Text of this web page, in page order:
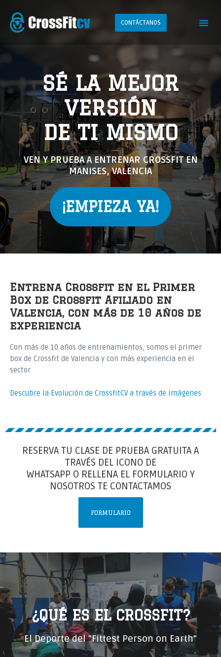
CONTÁCTANOS
SÉ LA MEJOR
VERSIÓN
DE TI MISMO
VEN Y PRUEBA A ENTRENAR CROSSFIT EN
MANISES, VALENCIA
¡EMPIEZA YA!
Entrena Crossfit en el Primer
Box de Crossfit Afiliado en
Valencia, con más de 10 años de
experiencia
Con más de 10 años de entrenamientos, somos el primer
box de Crossfit de Valencia y con más experiencia en el
sector.
Descubre la Evolución de CrossfitCV a través de imágenes
RESERVA TU CLASE DE PRUEBA GRATUITA A
TRAVÉS DEL ICONO DE
WHATSAPP O RELLENA EL FORMULARIO Y
NOSOTROS TE CONTACTAMOS
FORMULARIO
¿QUÉ ES EL CROSSFIT?
El Deporte del "Fittest Person on Earth"